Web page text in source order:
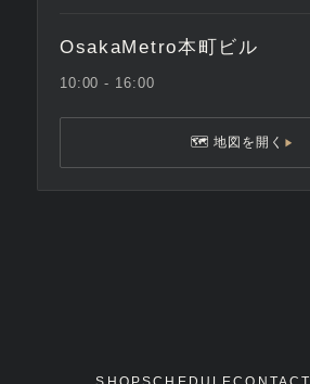
OsakaMetro本町ビル
10:00 - 16:00
🗺 地図を開く ▶